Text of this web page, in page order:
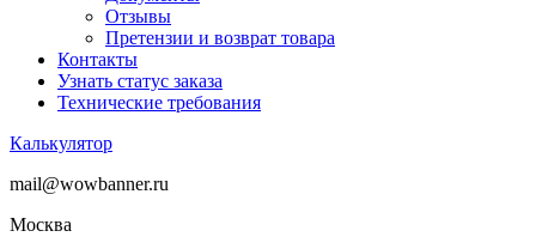
Отзывы
Претензии и возврат товара
Контакты
Узнать статус заказа
Технические требования
Калькулятор
mail@wowbanner.ru
Москва